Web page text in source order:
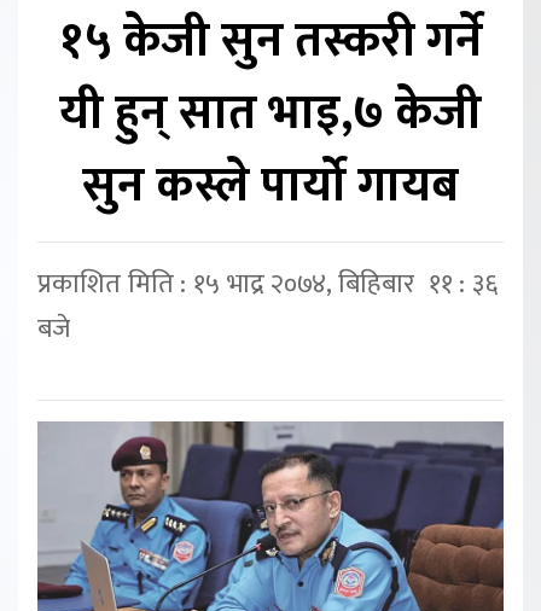
१५ केजी सुन तस्करी गर्ने
यी हुन् सात भाइ,७ केजी
सुन कस्ले पार्यो गायब
प्रकाशित मिति : १५ भाद्र २०७४, बिहिबार ११ : ३६
बजे